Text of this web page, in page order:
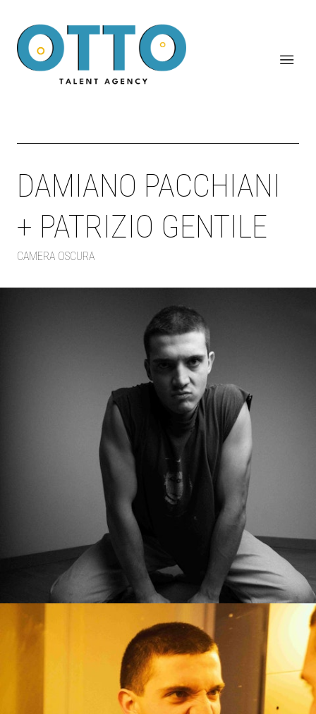
DAMIANO PACCHIANI
+ PATRIZIO GENTILE
CAMERA OSCURA